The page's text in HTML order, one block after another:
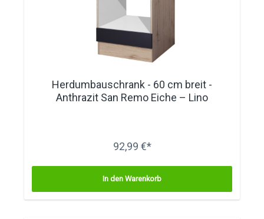
Herdumbauschrank - 60 cm breit -
Anthrazit San Remo Eiche – Lino
92,99 €*
In den Warenkorb